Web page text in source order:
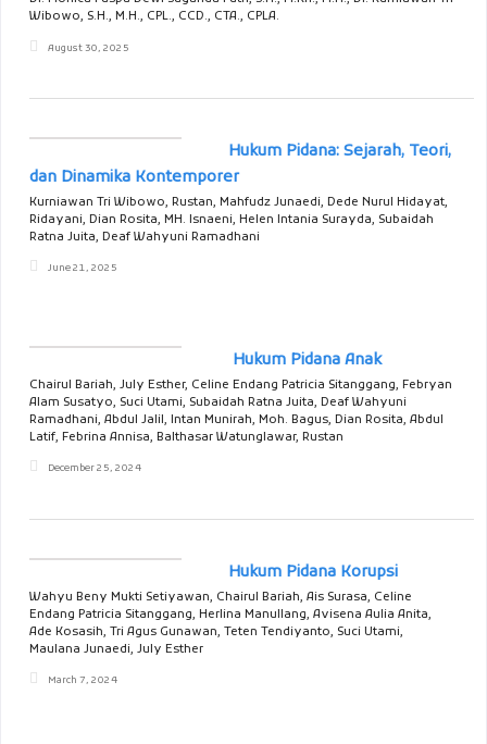
Wibowo, S.H., M.H., CPL., CCD., CTA., CPLA.
August 30, 2025
Hukum Pidana: Sejarah, Teori,
dan Dinamika Kontemporer
Kurniawan Tri Wibowo, Rustan, Mahfudz Junaedi, Dede Nurul Hidayat,
Ridayani, Dian Rosita, MH. Isnaeni, Helen Intania Surayda, Subaidah
Ratna Juita, Deaf Wahyuni Ramadhani
June 21, 2025
Hukum Pidana Anak
Chairul Bariah, July Esther, Celine Endang Patricia Sitanggang, Febryan
Alam Susatyo, Suci Utami, Subaidah Ratna Juita, Deaf Wahyuni
Ramadhani, Abdul Jalil, Intan Munirah, Moh. Bagus, Dian Rosita, Abdul
Latif, Febrina Annisa, Balthasar Watunglawar, Rustan
December 25, 2024
Hukum Pidana Korupsi
Wahyu Beny Mukti Setiyawan, Chairul Bariah, Ais Surasa, Celine
Endang Patricia Sitanggang, Herlina Manullang, Avisena Aulia Anita,
Ade Kosasih, Tri Agus Gunawan, Teten Tendiyanto, Suci Utami,
Maulana Junaedi, July Esther
March 7, 2024